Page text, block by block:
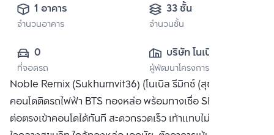
1 อาคาร
จำนวนอาคาร
33 ชั้น
จำนวนชั้น
0
ที่จอดรถ
บริษัท โนเบิล ดี
เวลลอปเมนท์ จำกัด
(มหาชน)
ผู้พัฒนาโครงการ
Noble Remix (Sukhumvit36) (โนเบิล รีมิกซ์ (สุขุมวิท 36))
คอนโดติดรถไฟฟ้า BTS ทองหล่อ พร้อมทางเชื่อ Sky Walk เชื่อ
ต่อตรงเข้าคอนโดได้ทันที สะดวกรวดเร็ว เท้าแทบไม่ติดพื้น